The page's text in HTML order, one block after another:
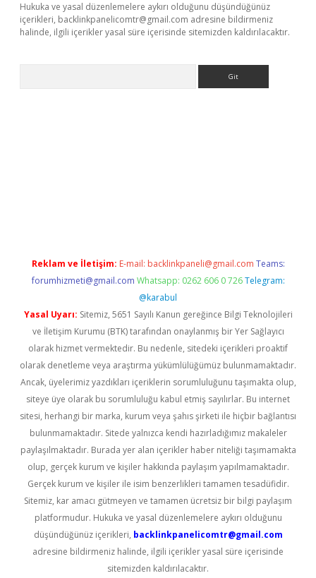
Hukuka ve yasal düzenlemelere aykırı olduğunu düşündüğünüz
içerikleri, backlinkpanelicomtr@gmail.com adresine bildirmeniz
halinde, ilgili içerikler yasal süre içerisinde sitemizden kaldırılacaktır.
Reklam ve İletişim: E-mail: backlinkpaneli@gmail.com Teams:
forumhizmeti@gmail.com Whatsapp: 0262 606 0 726 Telegram:
@karabul
Yasal Uyarı: Sitemiz, 5651 Sayılı Kanun gereğince Bilgi Teknolojileri
ve İletişim Kurumu (BTK) tarafından onaylanmış bir Yer Sağlayıcı
olarak hizmet vermektedir. Bu nedenle, sitedeki içerikleri proaktif
olarak denetleme veya araştırma yükümlülüğümüz bulunmamaktadır.
Ancak, üyelerimiz yazdıkları içeriklerin sorumluluğunu taşımakta olup,
siteye üye olarak bu sorumluluğu kabul etmiş sayılırlar. Bu internet
sitesi, herhangi bir marka, kurum veya şahıs şirketi ile hiçbir bağlantısı
bulunmamaktadır. Sitede yalnızca kendi hazırladığımız makaleler
paylaşılmaktadır. Burada yer alan içerikler haber niteliği taşımamakta
olup, gerçek kurum ve kişiler hakkında paylaşım yapılmamaktadır.
Gerçek kurum ve kişiler ile isim benzerlikleri tamamen tesadüfidir.
Sitemiz, kar amacı gütmeyen ve tamamen ücretsiz bir bilgi paylaşım
platformudur. Hukuka ve yasal düzenlemelere aykırı olduğunu
düşündüğünüz içerikleri, backlinkpanelicomtr@gmail.com
adresine bildirmeniz halinde, ilgili içerikler yasal süre içerisinde
sitemizden kaldırılacaktır.